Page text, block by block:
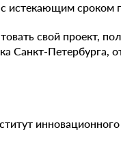
истекающим сроком
свой проект,
Санкт-Петербурга,
инновационного